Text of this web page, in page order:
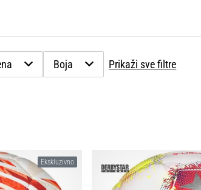
Boja Prikaži sve filtre
Ekskluzivno